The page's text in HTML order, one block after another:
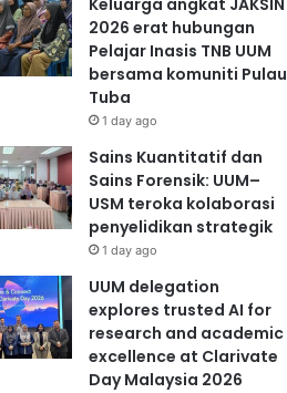
2026 erat hubungan
Pelajar Inasis TNB UUM
bersama komuniti Pulau
Tuba
1 day ago
Sains Kuantitatif dan
Sains Forensik: UUM–
USM teroka kolaborasi
penyelidikan strategik
1 day ago
UUM delegation
explores trusted AI for
research and academic
excellence at Clarivate
Day Malaysia 2026